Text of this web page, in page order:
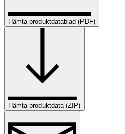
Hämta produktdatablad (PDF)
Hämta produktdata (ZIP)